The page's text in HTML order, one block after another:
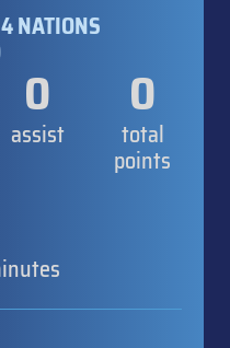
NATIONS
0
assist
0
total
points